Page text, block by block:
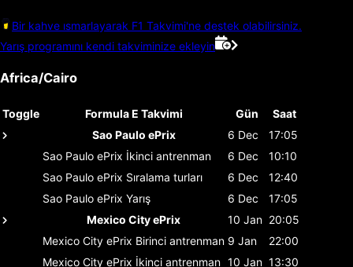
Bir kahve ısmarlayarak F1 Takvimi'ne destek olabilirsiniz.
Yarış programını kendi takviminize ekleyin
Africa/Cairo
Toggle Formula E Takvimi Gün
Saat
Sao Paulo ePrix
6 Dec
17:05
Sao Paulo ePrix İkinci antrenman 6 Dec
10:10
Sao Paulo ePrix Sıralama turları 6 Dec
12:40
Sao Paulo ePrix Yarış 6 Dec
17:05
Mexico City ePrix
10 Jan 20:05
Mexico City ePrix Birinci antrenman 9 Jan
22:00
Mexico City ePrix İkinci antrenman 10 Jan 13:30